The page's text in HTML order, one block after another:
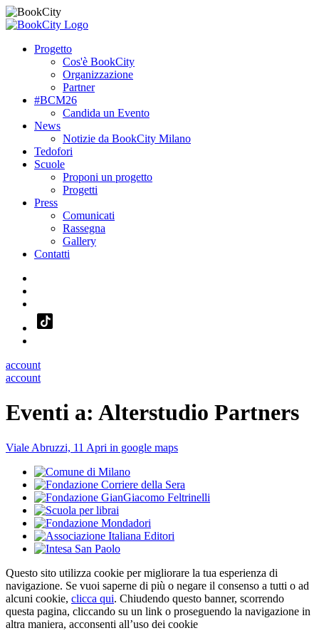
Progetto
Cos'è BookCity
Organizzazione
Partner
#BCM26
Candida un Evento
News
Notizie da BookCity Milano
Tedofori
Scuole
Proponi un progetto
Progetti
Press
Comunicati
Rassegna
Gallery
Contatti
account
account
Eventi a: Alterstudio Partners
Viale Abruzzi, 11 Apri in google maps
Questo sito utilizza cookie per migliorare la tua esperienza di
navigazione. Se vuoi saperne di più o negare il consenso a tutti o ad
alcuni cookie, clicca qui. Chiudendo questo banner, scorrendo
questa pagina, cliccando su un link o proseguendo la navigazione in
altra maniera, acconsenti all’uso dei cookie